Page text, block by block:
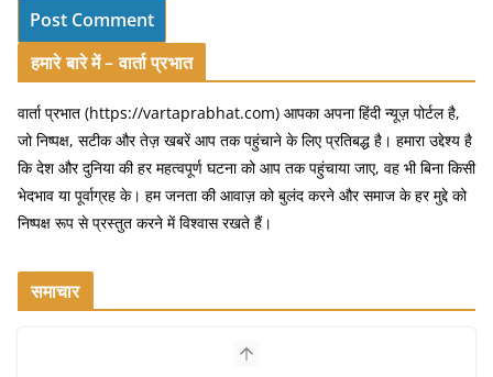
हमारे बारे में – वार्ता प्रभात
वार्ता प्रभात (https://vartaprabhat.com) आपका अपना हिंदी न्यूज़ पोर्टल है,
जो निष्पक्ष, सटीक और तेज़ खबरें आप तक पहुंचाने के लिए प्रतिबद्ध है। हमारा उद्देश्य है
कि देश और दुनिया की हर महत्वपूर्ण घटना को आप तक पहुंचाया जाए, वह भी बिना किसी
भेदभाव या पूर्वाग्रह के। हम जनता की आवाज़ को बुलंद करने और समाज के हर मुद्दे को
निष्पक्ष रूप से प्रस्तुत करने में विश्वास रखते हैं।
समाचार